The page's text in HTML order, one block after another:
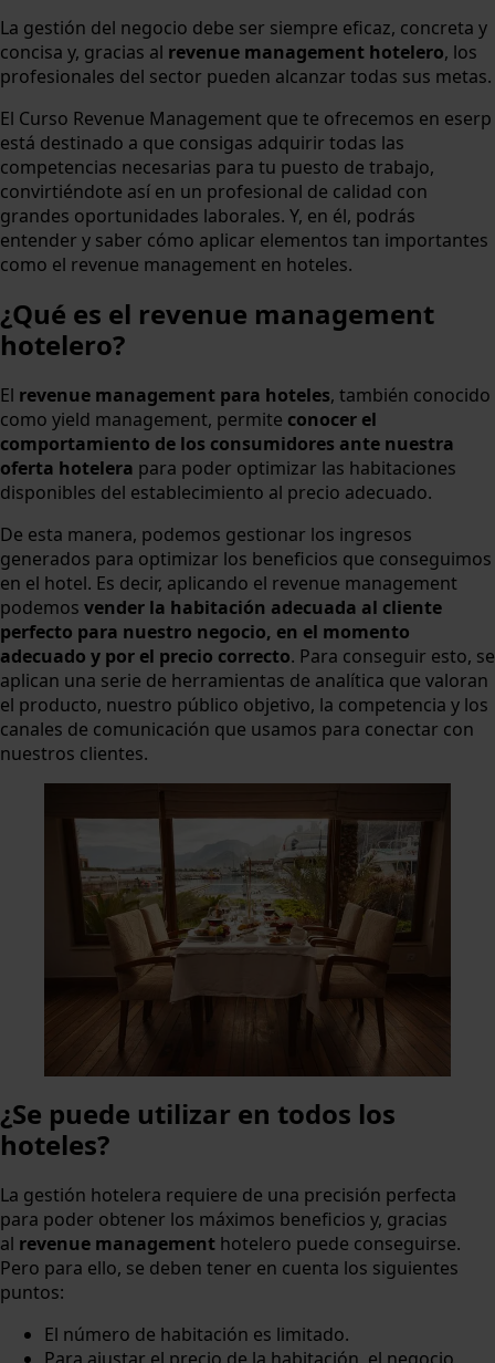
La gestión del negocio debe ser siempre eficaz, concreta y
concisa y, gracias al revenue management hotelero, los
profesionales del sector pueden alcanzar todas sus metas.
El Curso Revenue Management que te ofrecemos en eserp
está destinado a que consigas adquirir todas las
competencias necesarias para tu puesto de trabajo,
convirtiéndote así en un profesional de calidad con
grandes oportunidades laborales. Y, en él, podrás
entender y saber cómo aplicar elementos tan importantes
como el revenue management en hoteles.
¿Qué es el revenue management
hotelero?
El revenue management para hoteles, también conocido
como yield management, permite conocer el
comportamiento de los consumidores ante nuestra
oferta hotelera para poder optimizar las habitaciones
disponibles del establecimiento al precio adecuado.
De esta manera, podemos gestionar los ingresos
generados para optimizar los beneficios que conseguimos
en el hotel. Es decir, aplicando el revenue management
podemos vender la habitación adecuada al cliente
perfecto para nuestro negocio, en el momento
adecuado y por el precio correcto. Para conseguir esto, se
aplican una serie de herramientas de analítica que valoran
el producto, nuestro público objetivo, la competencia y los
canales de comunicación que usamos para conectar con
nuestros clientes.
¿Se puede utilizar en todos los
hoteles?
La gestión hotelera requiere de una precisión perfecta
para poder obtener los máximos beneficios y, gracias
al revenue management hotelero puede conseguirse.
Pero para ello, se deben tener en cuenta los siguientes
puntos:
El número de habitación es limitado.